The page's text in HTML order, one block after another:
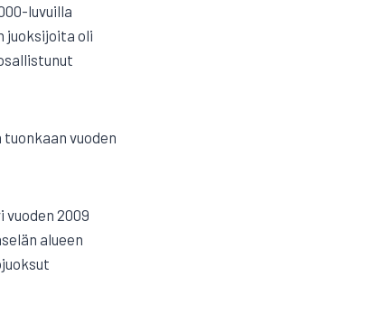
luvuilla
juoksijoita oli
vuoden
2009
alueen